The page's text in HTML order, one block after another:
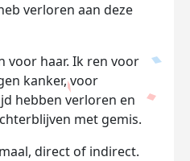
verloren aan deze
voor haar. Ik ren voor
kanker, voor
hebben verloren en
met gemis.
direct of indirect.